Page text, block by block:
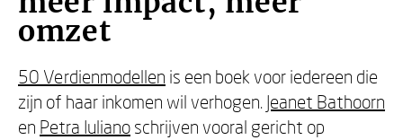
omzet
50 Verdienmodellen is een boek voor iedereen die
zijn of haar inkomen wil verhogen. Jeanet Bathoorn
en Petra Iuliano schrijven vooral gericht op